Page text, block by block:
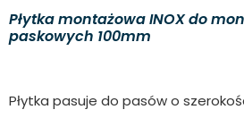
Płytka montażowa INOX do
paskowych 100mm
Płytka pasuje do pasów o